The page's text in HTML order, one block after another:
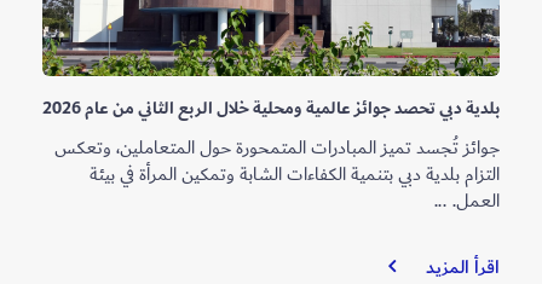
بلدية دبي تحصد جوائز عالمية ومحلية خلال الربع الثاني من عام 2026
جوائز تُجسد تميز المبادرات المتمحورة حول المتعاملين، وتعكس
التزام بلدية دبي بتنمية الكفاءات الشابة وتمكين المرأة في بيئة
العمل. ...
اقرأ المزيد
بلدية